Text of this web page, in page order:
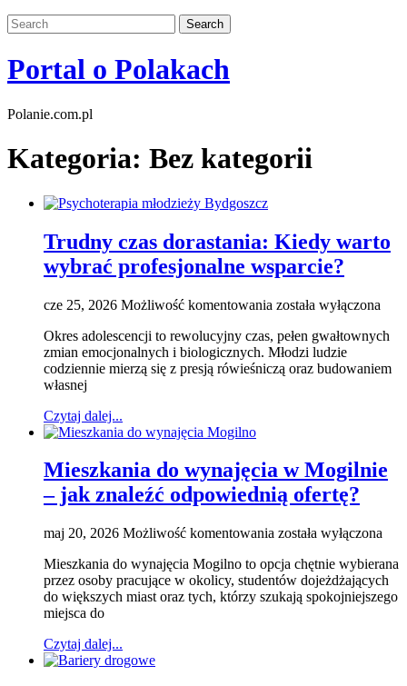
Portal o Polakach
Polanie.com.pl
Kategoria: Bez kategorii
Trudny czas dorastania: Kiedy warto
wybrać profesjonalne wsparcie?
cze 25, 2026 Możliwość komentowania Trudny
dorastania:
Kiedy
warto
została wyłączona
Okres adolescencji to rewolucyjny czas, pełen gwałtownych
zmian emocjonalnych i biologicznych. Młodzi ludzie
codziennie mierzą się z presją rówieśniczą oraz budowaniem
własnej
Czytaj dalej...
Mieszkania do wynajęcia w Mogilnie
– jak znaleźć odpowiednią ofertę?
maj 20, 2026 Możliwość komentowania Mieszkania
wynajęcia
w
Mogilnie
została wyłączona
Mieszkania do wynajęcia Mogilno to opcja chętnie wybierana
przez osoby pracujące w okolicy, studentów dojeżdżających
do większych miast oraz tych, którzy szukają spokojniejszego
miejsca do
Czytaj dalej...